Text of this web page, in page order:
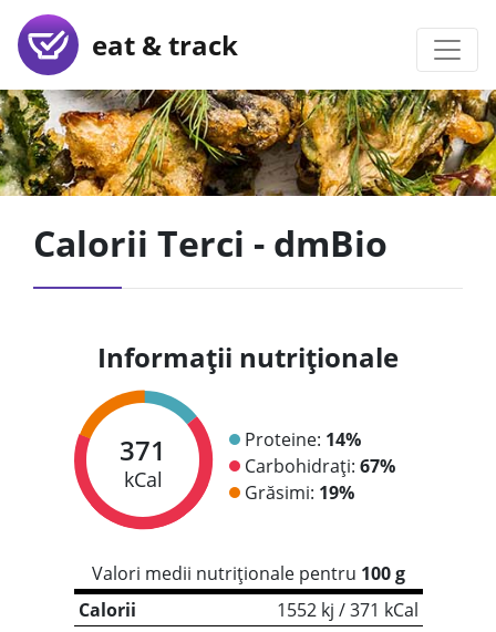
eat & track
Calorii Terci - dmBio
Informații nutriționale
371
kCal
Proteine: 14%
Carbohidrați: 67%
Grăsimi: 19%
Valori medii nutriționale pentru 100 g
Calorii
1552 kj / 371 kCal